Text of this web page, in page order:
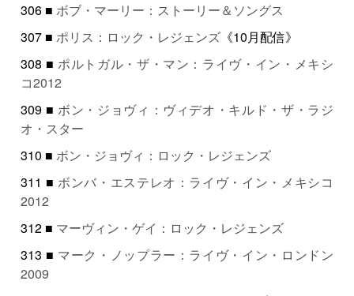
306 ■ボブ・マーリー：ストーリー＆ソングス
307 ■ポリス：ロック・レジェンズ 《10月配信》
308 ■ポルトガル・ザ・マン：ライヴ・イン・メキシ
コ2012
309 ■ボン・ジョヴィ：ヴィデオ・キルド・ザ・ラジ
オ・スター
310 ■ボン・ジョヴィ：ロック・レジェンズ
311 ■ボンバ・エステレオ：ライヴ・イン・メキシコ
2012
312 ■ マーヴィン・ゲイ：ロック・レジェンズ
313 ■ マーク・ノップラー：ライヴ・イン・ロンドン
2009